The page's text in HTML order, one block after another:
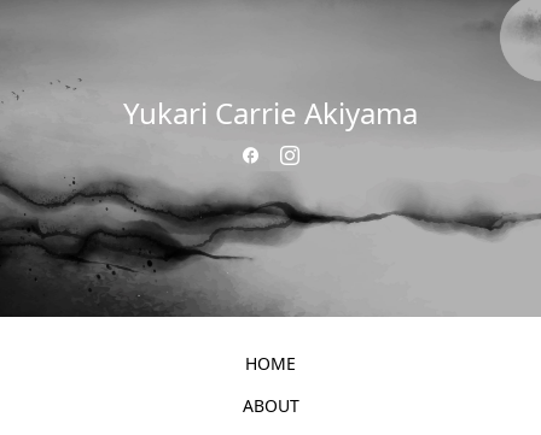
Yukari Carrie Akiyama
HOME
ABOUT